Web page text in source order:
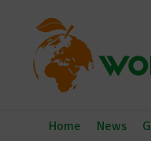
Home News